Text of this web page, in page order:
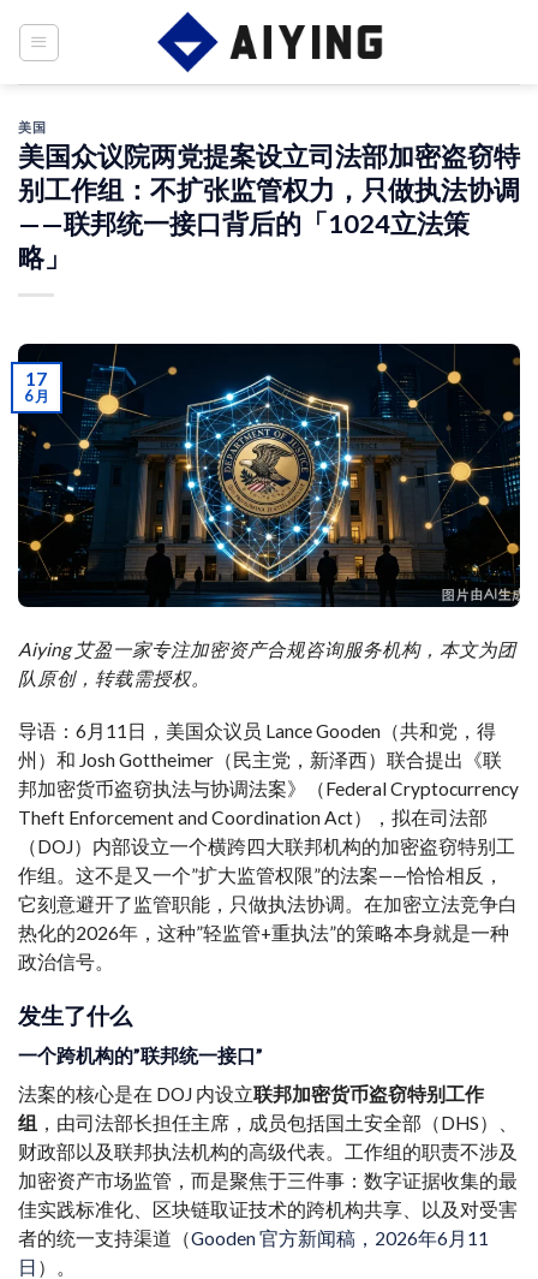
美国
美国众议院两党提案设立司法部加密盗窃特
别工作组：不扩张监管权力，只做执法协调
——联邦统一接口背后的「1024立法策
略」
17
6 月
Aiying 艾盈一家专注加密资产合规咨询服务机构，本文为团
队原创，转载需授权。
导语：6月11日，美国众议员 Lance Gooden（共和党，得
州）和 Josh Gottheimer（民主党，新泽西）联合提出《联
邦加密货币盗窃执法与协调法案》（Federal Cryptocurrency
Theft Enforcement and Coordination Act），拟在司法部
（DOJ）内部设立一个横跨四大联邦机构的加密盗窃特别工
作组。这不是又一个”扩大监管权限”的法案——恰恰相反，
它刻意避开了监管职能，只做执法协调。在加密立法竞争白
热化的2026年，这种”轻监管+重执法”的策略本身就是一种
政治信号。
发生了什么
一个跨机构的”联邦统一接口”
法案的核心是在 DOJ 内设立联邦加密货币盗窃特别工作
组
，由司法部长担任主席，成员包括国土安全部（DHS）、
财政部以及联邦执法机构的高级代表。工作组的职责不涉及
加密资产市场监管，而是聚焦于三件事：数字证据收集的最
佳实践标准化、区块链取证技术的跨机构共享、以及对受害
者的统一支持渠道（Gooden 官方新闻稿，2026年6月11
日 ）。